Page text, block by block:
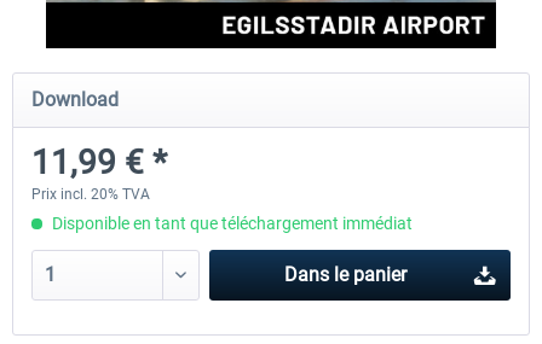
Aerosoft Airport Cologne/Bonn
18,10 € *
Download
11,99 € *
Prix incl. 20% TVA
Disponible en tant que téléchargement immédiat
Dans le panier